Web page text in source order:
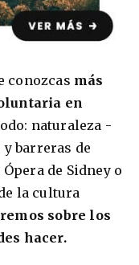
conozcas más
en
naturaleza -
barreras de
de Sidney o
la cultura
sobre los
hacer.